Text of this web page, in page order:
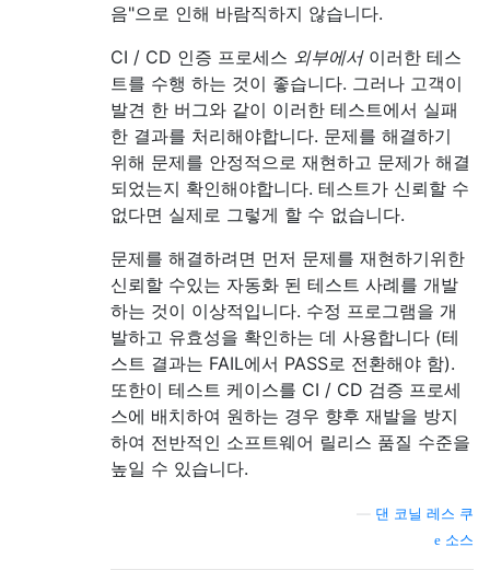
음"으로 인해 바람직하지 않습니다.
CI / CD 인증 프로세스 외부에서이러한 테스
트를 수행 하는 것이 좋습니다. 그러나 고객이
발견 한 버그와 같이 이러한 테스트에서 실패
한 결과를 처리해야합니다. 문제를 해결하기
위해 문제를 안정적으로 재현하고 문제가 해결
되었는지 확인해야합니다. 테스트가 신뢰할 수
없다면 실제로 그렇게 할 수 없습니다.
문제를 해결하려면 먼저 문제를 재현하기위한
신뢰할 수있는 자동화 된 테스트 사례를 개발
하는 것이 이상적입니다. 수정 프로그램을 개
발하고 유효성을 확인하는 데 사용합니다 (테
스트 결과는 FAIL에서 PASS로 전환해야 함).
또한이 테스트 케이스를 CI / CD 검증 프로세
스에 배치하여 원하는 경우 향후 재발을 방지
하여 전반적인 소프트웨어 릴리스 품질 수준을
높일 수 있습니다.
댄 코닐 레스 쿠
소스